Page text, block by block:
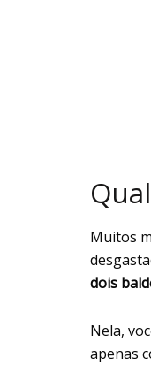
Muitos
dois
Nela,
apenas